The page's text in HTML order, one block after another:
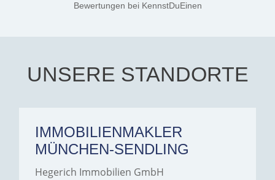
Jamrowâ€”she was
exceptionally professional,
Hegerich Immobilien to
anyone looking for a home.
Bewertungen bei KennstDuEinen
UNSERE STANDORTE
IMMOBILIENMAKLER
MÜNCHEN-SENDLING
Hegerich Immobilien GmbH